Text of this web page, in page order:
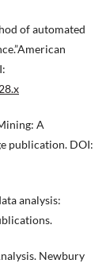
of automated
A
publication. DOI:
analysis:
Newbury